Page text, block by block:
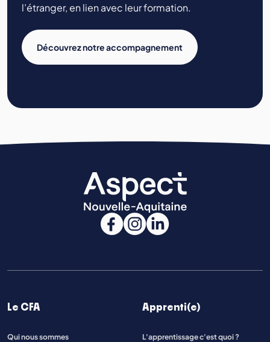
l’étranger, en lien avec leur formation.
Découvrez notre accompagnement
Le CFA
Qui nous sommes
Apprenti(e)
L'apprentissage c'est quoi ?